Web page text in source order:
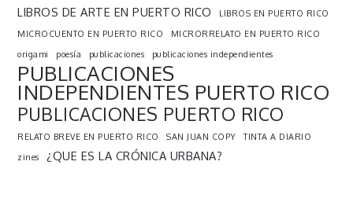
LIBROS DE ARTE EN PUERTO RICO
LIBROS EN PUERTO RICO
MICROCUENTO EN PUERTO RICO
MICRORRELATO EN PUERTO RICO
origami
poesía publicaciones publicaciones independientes
PUBLICACIONES
INDEPENDIENTES PUERTO RICO
PUBLICACIONES PUERTO RICO
RELATO BREVE EN PUERTO RICO SAN JUAN COPY
TINTA A DIARIO
zines
¿QUE ES LA CRÓNICA URBANA?